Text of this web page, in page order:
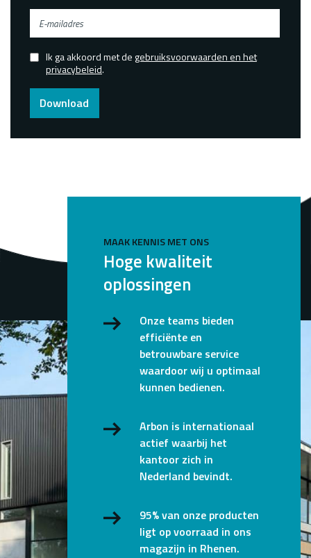
E-
mailadres
Confirmed
Ik ga akkoord met de gebruiksvoorwaarden en het
privacybeleid.
Download
MAAK KENNIS MET ONS
Hoge kwaliteit
oplossingen
Onze teams bieden
efficiënte en
betrouwbare service
waardoor wij u optimaal
kunnen bedienen.
Arbon is internationaal
actief waarbij het
kantoor zich in
Nederland bevindt.
95% van onze producten
ligt op voorraad in ons
magazijn in Rhenen.